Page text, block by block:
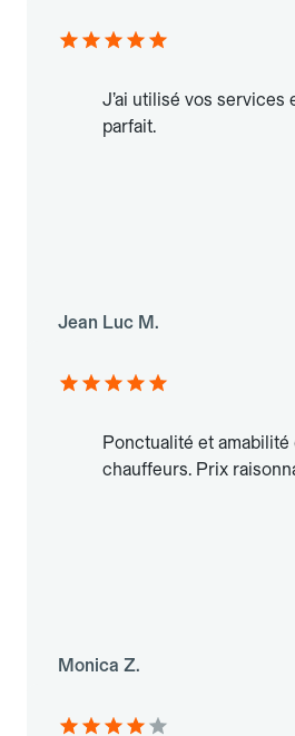
J’ai utilisé vos services
parfait.
Jean Luc M.
Ponctualité et amabilité
chauffeurs. Prix
Monica Z.